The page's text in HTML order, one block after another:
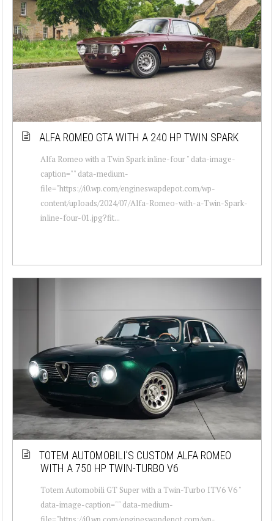
ALFA ROMEO GTA WITH A 240 HP TWIN SPARK
Alfa Romeo with a Twin Spark inline-four " data-image-
caption="" data-medium-
file="https://i0.wp.com/engineswapdepot.com/wp-
content/uploads/2024/07/Alfa-Romeo-with-a-Twin-Spark-
inline-four-01.jpg?fit...
TOTEM AUTOMOBILI’S CUSTOM ALFA ROMEO
WITH A 750 HP TWIN-TURBO V6
Totem Automobili GT Super with a Twin-Turbo ITV6 V6 "
data-image-caption="" data-medium-